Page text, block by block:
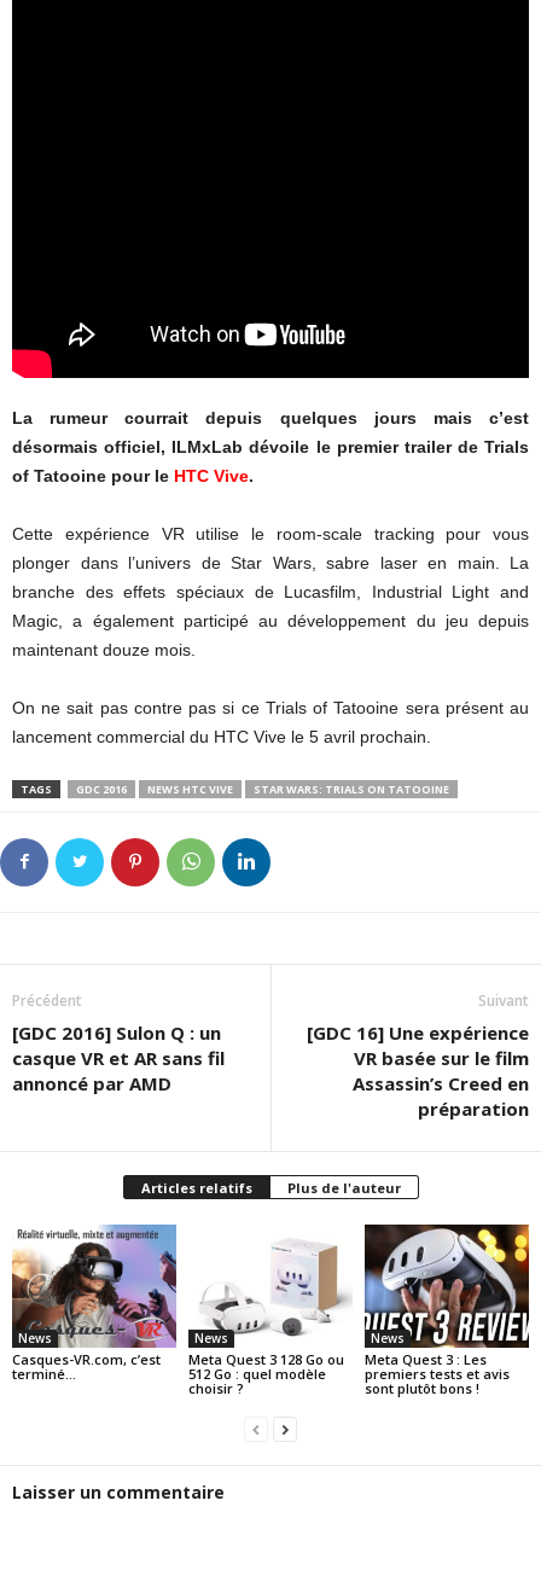
La rumeur courrait depuis quelques jours mais c’est
désormais officiel, ILMxLab dévoile le premier trailer de Trials
of Tatooine pour le HTC Vive.
Cette expérience VR utilise le room-scale tracking pour vous
plonger dans l’univers de Star Wars, sabre laser en main. La
branche des effets spéciaux de Lucasfilm, Industrial Light and
Magic, a également participé au développement du jeu depuis
maintenant douze mois.
On ne sait pas contre pas si ce Trials of Tatooine sera présent au
lancement commercial du HTC Vive le 5 avril prochain.
TAGS GDC 2016 NEWS HTC VIVE STAR WARS: TRIALS ON TATOOINE
Précédent
[GDC 2016] Sulon Q : un
casque VR et AR sans fil
annoncé par AMD
Suivant
[GDC 16] Une expérience
VR basée sur le film
Assassin’s Creed en
préparation
Articles relatifs Plus de l'auteur
News
Casques-VR.com, c’est
terminé…
News
Meta Quest 3 128 Go ou
512 Go : quel modèle
choisir ?
News
Meta Quest 3 : Les
premiers tests et avis
sont plutôt bons !
Laisser un commentaire